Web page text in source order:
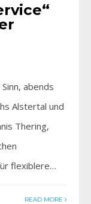
abends
Alstertal und
Thering,
flexiblere…
READ MORE